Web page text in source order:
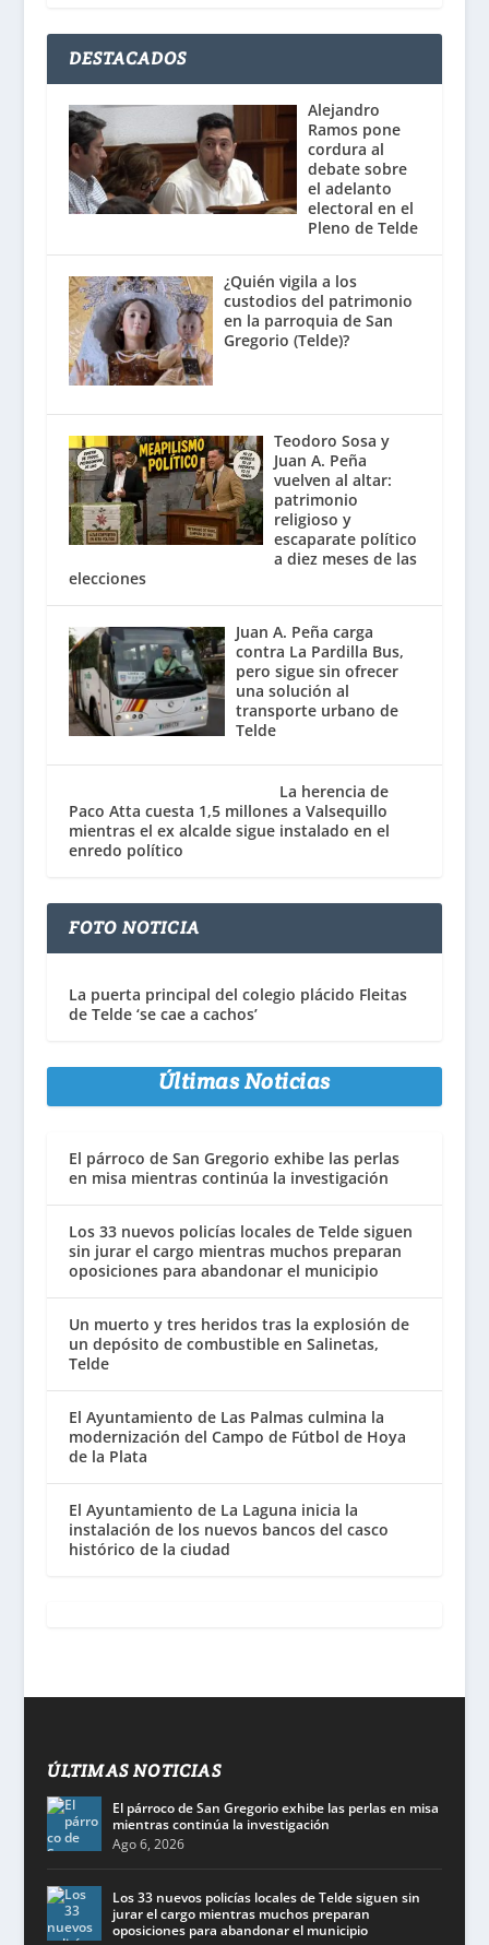
DESTACADOS
Alejandro
Ramos pone
cordura al
debate sobre
el adelanto
electoral en el
Pleno de Telde
¿Quién vigila a los
custodios del patrimonio
en la parroquia de San
Gregorio (Telde)?
Teodoro Sosa y
Juan A. Peña
vuelven al altar:
patrimonio
religioso y
escaparate político
a diez meses de las
elecciones
Juan A. Peña carga
contra La Pardilla Bus,
pero sigue sin ofrecer
una solución al
transporte urbano de
Telde
La herencia de
Paco Atta cuesta 1,5 millones a Valsequillo
mientras el ex alcalde sigue instalado en el
enredo político
FOTO NOTICIA
La puerta principal del colegio plácido Fleitas
de Telde ‘se cae a cachos’
Últimas Noticias
El párroco de San Gregorio exhibe las perlas
en misa mientras continúa la investigación
Los 33 nuevos policías locales de Telde siguen
sin jurar el cargo mientras muchos preparan
oposiciones para abandonar el municipio
Un muerto y tres heridos tras la explosión de
un depósito de combustible en Salinetas,
Telde
El Ayuntamiento de Las Palmas culmina la
modernización del Campo de Fútbol de Hoya
de la Plata
El Ayuntamiento de La Laguna inicia la
instalación de los nuevos bancos del casco
histórico de la ciudad
ÚLTIMAS NOTICIAS
El párroco de San Gregorio exhibe las perlas en misa
mientras continúa la investigación
Ago 6, 2026
Los 33 nuevos policías locales de Telde siguen sin
jurar el cargo mientras muchos preparan
oposiciones para abandonar el municipio